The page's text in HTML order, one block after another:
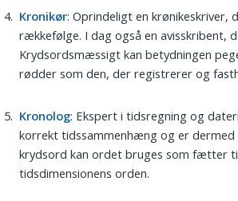
Kronikør: Oprindeligt en krønikeskriver,
rækkefølge. I dag også en avisskribent,
Krydsordsmæssigt kan betydningen
rødder som den, der registrerer og
Kronolog: Ekspert i tidsregning og
korrekt tidssammenhæng og er
krydsord kan ordet bruges som fætter
tidsdimensionens orden.